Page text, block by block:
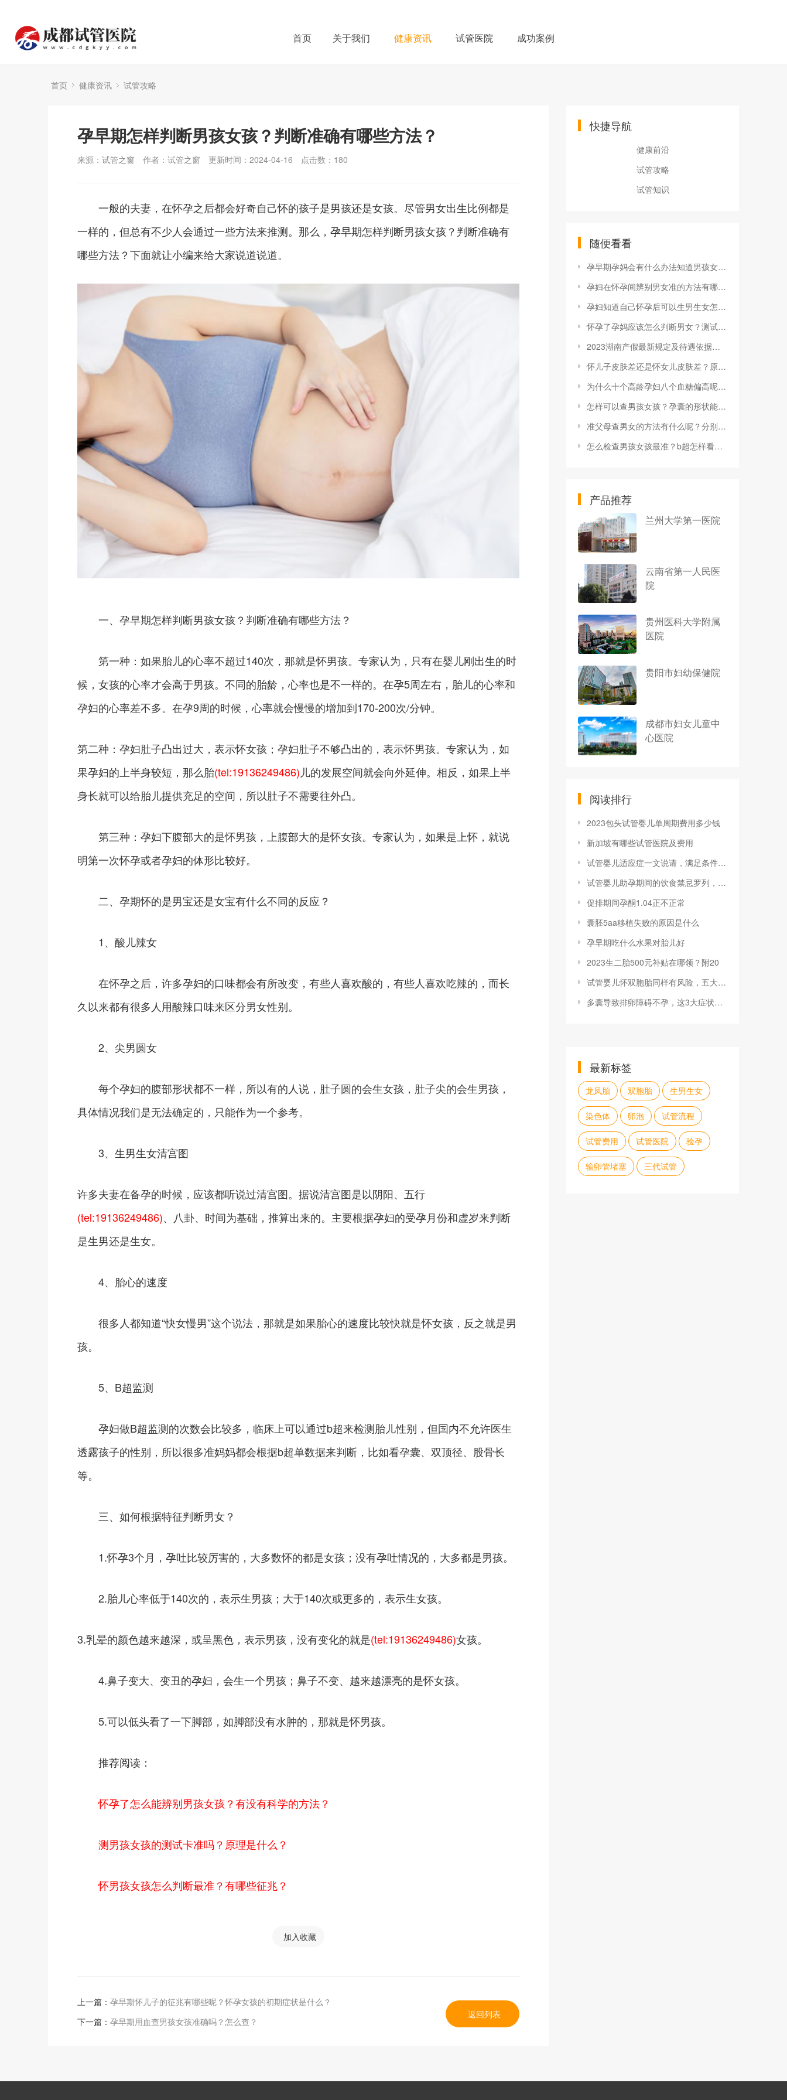
首页 关于我们 健康资讯 试管医院 成功案例
首页 健康资讯 试管攻略
孕早期怎样判断男孩女孩？判断准确有哪些方法？
来源：试管之窗 作者：试管之窗 更新时间：2024-04-16 点击数： 180
一般的夫妻，在怀孕之后都会好奇自己怀的孩子是男孩还是女孩。尽管男女出生比例都是
一样的，但总有不少人会通过一些方法来推测。那么，孕早期怎样判断男孩女孩？判断准确有
哪些方法？下面就让小编来给大家说道说道。
一、孕早期怎样判断男孩女孩？判断准确有哪些方法？
第一种：如果胎儿的心率不超过140次，那就是怀男孩。专家认为，只有在婴儿刚出生的时
候，女孩的心率才会高于男孩。不同的胎龄，心率也是不一样的。在孕5周左右，胎儿的心率和
孕妇的心率差不多。在孕9周的时候，心率就会慢慢的增加到170-200次/分钟。
第二种：孕妇肚子凸出过大，表示怀女孩；孕妇肚子不够凸出的，表示怀男孩。专家认为，如
果孕妇的上半身较短，那么胎(tel:19136249486)儿的发展空间就会向外延伸。相反，如果上半
身长就可以给胎儿提供充足的空间，所以肚子不需要往外凸。
第三种：孕妇下腹部大的是怀男孩，上腹部大的是怀女孩。专家认为，如果是上怀，就说
明第一次怀孕或者孕妇的体形比较好。
二、孕期怀的是男宝还是女宝有什么不同的反应？
1、酸儿辣女
在怀孕之后，许多孕妇的口味都会有所改变，有些人喜欢酸的，有些人喜欢吃辣的，而长
久以来都有很多人用酸辣口味来区分男女性别。
2、尖男圆女
每个孕妇的腹部形状都不一样，所以有的人说，肚子圆的会生女孩，肚子尖的会生男孩，
具体情况我们是无法确定的，只能作为一个参考。
3、生男生女清宫图
许多夫妻在备孕的时候，应该都听说过清宫图。据说清宫图是以阴阳、五行
(tel:19136249486)、八卦、时间为基础，推算出来的。主要根据孕妇的受孕月份和虚岁来判断
是生男还是生女。
4、胎心的速度
很多人都知道“快女慢男”这个说法，那就是如果胎心的速度比较快就是怀女孩，反之就是男
孩。
5、B超监测
孕妇做B超监测的次数会比较多，临床上可以通过b超来检测胎儿性别，但国内不允许医生
透露孩子的性别，所以很多准妈妈都会根据b超单数据来判断，比如看孕囊、双顶径、股骨长
等。
三、如何根据特征判断男女？
1.怀孕3个月，孕吐比较厉害的，大多数怀的都是女孩；没有孕吐情况的，大多都是男孩。
2.胎儿心率低于140次的，表示生男孩；大于140次或更多的，表示生女孩。
3.乳晕的颜色越来越深，或呈黑色，表示男孩，没有变化的就是(tel:19136249486)女孩。
4.鼻子变大、变丑的孕妇，会生一个男孩；鼻子不变、越来越漂亮的是怀女孩。
5.可以低头看了一下脚部，如脚部没有水肿的，那就是怀男孩。
推荐阅读：
怀孕了怎么能辨别男孩女孩？有没有科学的方法？
测男孩女孩的测试卡准吗？原理是什么？
怀男孩女孩怎么判断最准？有哪些征兆？
加入收藏
上一篇： 孕早期怀儿子的征兆有哪些呢？怀孕女孩的初期症状是什么？
下一篇： 孕早期用血查男孩女孩准确吗？怎么查？
返回列表
快捷导航
健康前沿
试管攻略
试管知识
随便看看
孕早期孕妈会有什么办法知道男孩女孩？
孕妇在怀孕间辨别男女准的方法有哪些？鉴定胎儿性别的方法有哪些？
孕妇知道自己怀孕后可以生男生女怎么判断？有什么办法？
怀孕了孕妈应该怎么判断男女？测试方法有哪些？
2023湖南产假最新规定及待遇依据汇总，看你能休多少天
怀儿子皮肤差还是怀女儿皮肤差？原因是什么？
为什么十个高龄孕妇八个血糖偏高呢海口试管婴儿哪家好
怎样可以查男孩女孩？孕囊的形状能分辨男女吗？
准父母查男女的方法有什么呢？分别有哪些方法可以知道？
怎么检查男孩女孩最准？b超怎样看胎儿性别？
产品推荐
兰州大学第一医院
云南省第一人民医
院
贵州医科大学附属
医院
贵阳市妇幼保健院
成都市妇女儿童中
心医院
阅读排行
2023包头试管婴儿单周期费用多少钱
新加坡有哪些试管医院及费用
试管婴儿适应症一文说请，满足条件者均可申
试管婴儿助孕期间的饮食禁忌罗列，可否喝咖
促排期间孕酮1.04正不正常
囊胚5aa移植失败的原因是什么
孕早期吃什么水果对胎儿好
2023生二胎500元补贴在哪领？附20
试管婴儿怀双胞胎同样有风险，五大危害已罗
多囊导致排卵障碍不孕，这3大症状可判断
最新标签
龙凤胎 双胞胎 生男生女
染色体 卵泡 试管流程
试管费用 试管医院 验孕
输卵管堵塞 三代试管